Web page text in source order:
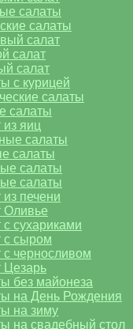
салаты
салаты
салат
салат
салат
с курицей
салаты
салаты
яиц
салаты
салаты
салаты
салаты
печени
Оливье
сухариками
с сыром
с черносливом
Цезарь
без майонеза
на День Рождения
на зиму
на свадебный стол